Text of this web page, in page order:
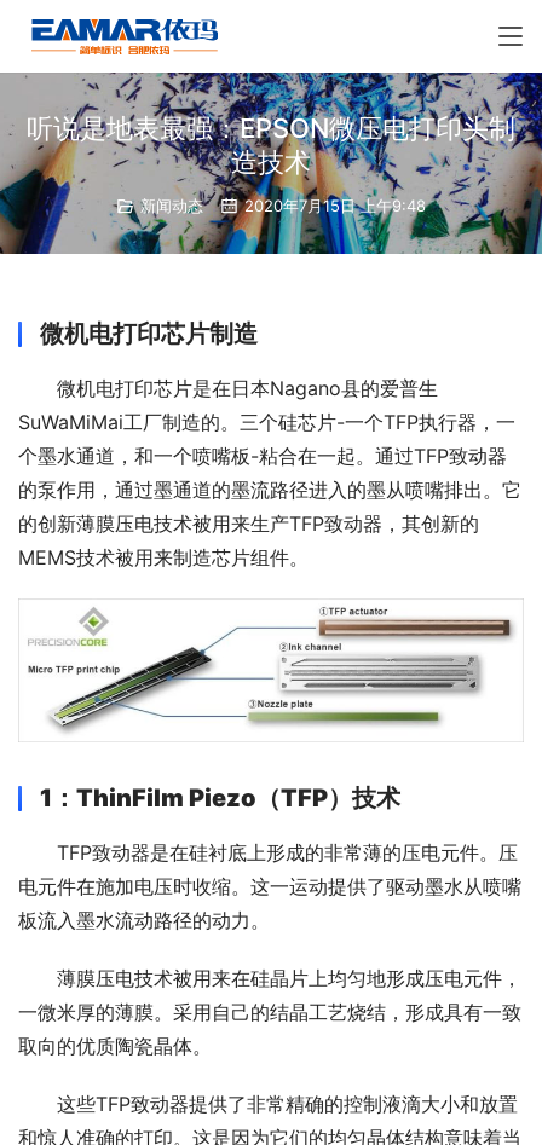
听说是地表最强：EPSON微压电打印头制
造技术
新闻动态 2020年7月15日 上午9:48
微机电打印芯片制造
微机电打印芯片是在日本Nagano县的爱普生
SuWaMiMai工厂制造的。三个硅芯片-一个TFP执行器，一
个墨水通道，和一个喷嘴板-粘合在一起。通过TFP致动器
的泵作用，通过墨通道的墨流路径进入的墨从喷嘴排出。它
的创新薄膜压电技术被用来生产TFP致动器，其创新的
MEMS技术被用来制造芯片组件。
1 ：ThinFilm Piezo（TFP）技术
TFP致动器是在硅衬底上形成的非常薄的压电元件。压
电元件在施加电压时收缩。这一运动提供了驱动墨水从喷嘴
板流入墨水流动路径的动力。
薄膜压电技术被用来在硅晶片上均匀地形成压电元件，
一微米厚的薄膜。采用自己的结晶工艺烧结，形成具有一致
取向的优质陶瓷晶体。
这些TFP致动器提供了非常精确的控制液滴大小和放置
和惊人准确的打印。这是因为它们的均匀晶体结构意味着当